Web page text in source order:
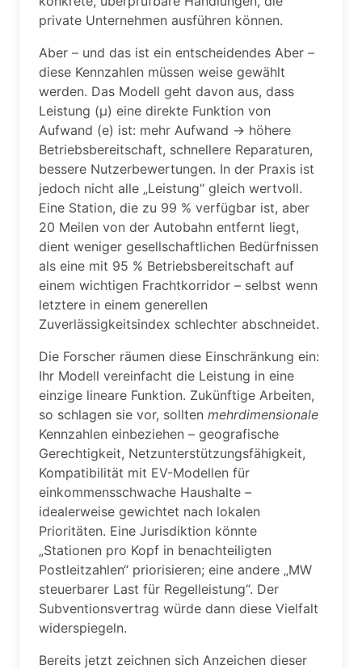
private Unternehmen ausführen können.
Aber – und das ist ein entscheidendes Aber –
diese Kennzahlen müssen weise gewählt
werden. Das Modell geht davon aus, dass
Leistung (μ) eine direkte Funktion von
Aufwand (e) ist: mehr Aufwand → höhere
Betriebsbereitschaft, schnellere Reparaturen,
bessere Nutzerbewertungen. In der Praxis ist
jedoch nicht alle „Leistung“ gleich wertvoll.
Eine Station, die zu 99 % verfügbar ist, aber
20 Meilen von der Autobahn entfernt liegt,
dient weniger gesellschaftlichen Bedürfnissen
als eine mit 95 % Betriebsbereitschaft auf
einem wichtigen Frachtkorridor – selbst wenn
letztere in einem generellen
Zuverlässigkeitsindex schlechter abschneidet.
Die Forscher räumen diese Einschränkung ein:
Ihr Modell vereinfacht die Leistung in eine
einzige lineare Funktion. Zukünftige Arbeiten,
so schlagen sie vor, sollten mehrdimensionale
Kennzahlen einbeziehen – geografische
Gerechtigkeit, Netzunterstützungsfähigkeit,
Kompatibilität mit EV-Modellen für
einkommensschwache Haushalte –
idealerweise gewichtet nach lokalen
Prioritäten. Eine Jurisdiktion könnte
„Stationen pro Kopf in benachteiligten
Postleitzahlen“ priorisieren; eine andere „MW
steuerbarer Last für Regelleistung“. Der
Subventionsvertrag würde dann diese Vielfalt
widerspiegeln.
Bereits jetzt zeichnen sich Anzeichen dieser